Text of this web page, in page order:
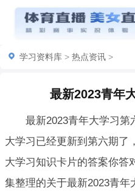
学习资料库 > 热点资讯 >
最新2023青年
最新2023青年大学习第
大学习已经更新到第六期了
大学习知识卡片的答案你答
集整理的关于最新2023青